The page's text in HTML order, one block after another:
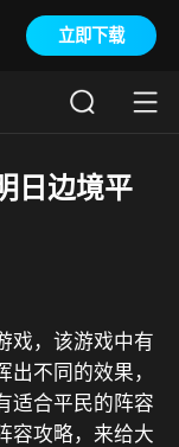
立即下载
日边境平
戏，该游戏中有
不同的效果，
适合平民的阵容
容攻略，来给大